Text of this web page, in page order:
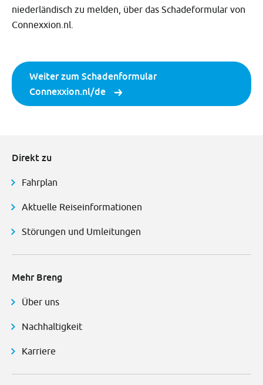
niederländisch zu melden, über das Schadeformular von
Connexxion.nl.
Weiter zum Schadenformular
Connexxion.nl/de
Direkt zu
Fahrplan
Aktuelle Reiseinformationen
Störungen und Umleitungen
Mehr Breng
Über uns
Nachhaltigkeit
Karriere